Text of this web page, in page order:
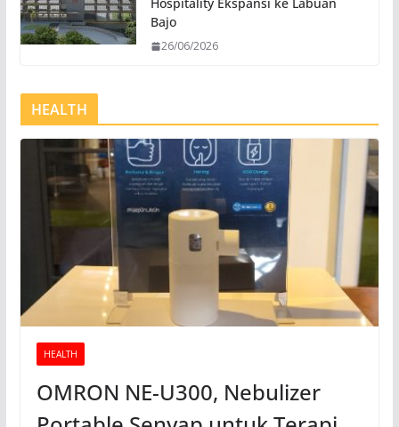
Bajo
26/06/2026
HEALTH
HEALTH
OMRON NE-U300, Nebulizer